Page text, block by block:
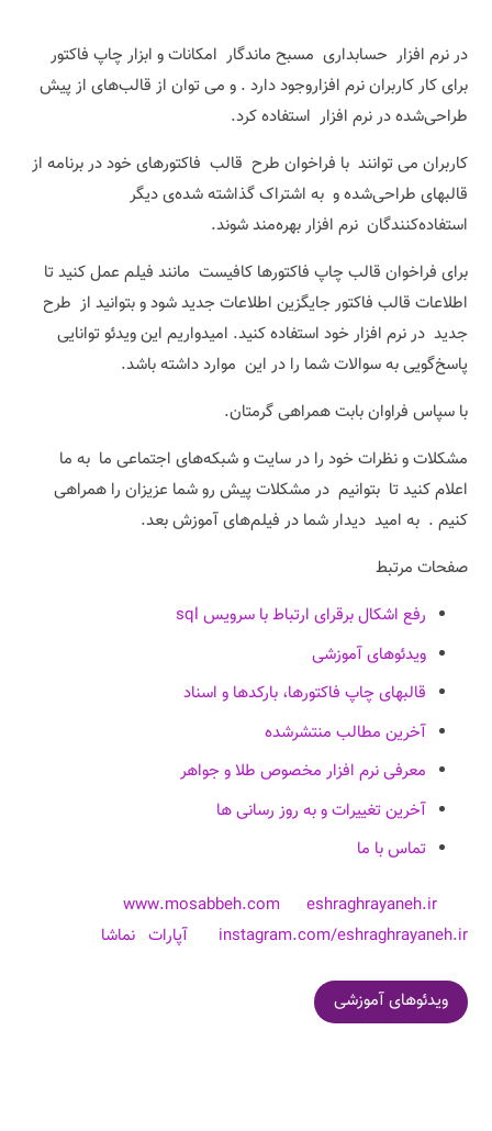
در نرم افزار حسابداری مسبح ماندگار امکانات و ابزار چاپ فاکتور
برای کار کاربران نرم افزاروجود دارد . و می توان از قالب‌های از پیش
طراحی‌شده در نرم افزار استفاده کرد.
کاربران می توانند با فراخوان طرح قالب فاکتورهای خود در برنامه از
قالبهای طراحی‌شده و به اشتراک گذاشته شده‌ی دیگر
استفاده‌کنندگان نرم افزار بهره‌مند شوند.
برای فراخوان قالب چاپ فاکتورها کافیست مانند فیلم عمل کنید تا
اطلاعات قالب فاکتور جایگزین اطلاعات جدید شود و بتوانید از طرح
جدید در نرم افزار خود استفاده کنید. امیدواریم این ویدئو توانایی
پاسخ‌گویی به سوالات شما را در این موارد داشته باشد.
با سپاس فراوان بابت همراهی گرمتان.
مشکلات و نظرات خود را در سایت و شبکه‌های اجتماعی ما به ما
اعلام کنید تا بتوانیم در مشکلات پیش رو شما عزیزان را همراهی
کنیم . به امید دیدار شما در فیلم‌های آموزش بعد.
صفحات مرتبط
رفع اشکال برقرای ارتباط با سرویس sql
ویدئوهای آموزشی
قالبهای چاپ فاکتورها، بارکدها و اسناد
آخرین مطالب منتشرشده
معرفی نرم افزار مخصوص طلا و جواهر
آخرین تغییرات و به روز رسانی ها
تماس با ما
www.mosabbeh.com
eshraghrayaneh.ir
instagram.com/eshraghrayaneh.ir
آپارات نماشا
ویدئوهای آموزشی